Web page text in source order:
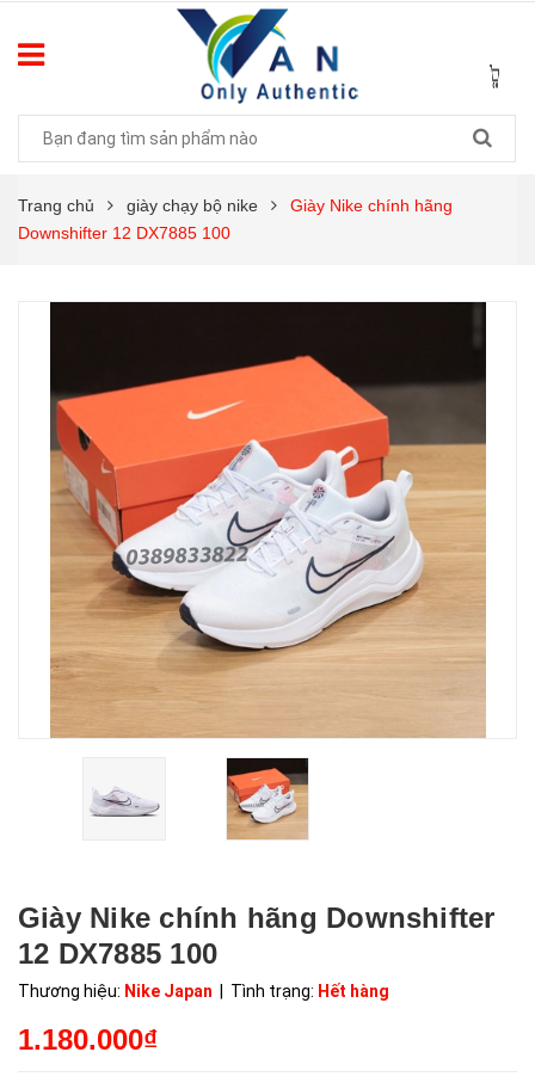
Trang chủ giày chạy bộ nike
Giày Nike chính hãng
Downshifter 12 DX7885 100
Giày Nike chính hãng Downshifter
12 DX7885 100
Thương hiệu: Nike Japan | Tình trạng: Hết hàng
1.180.000₫